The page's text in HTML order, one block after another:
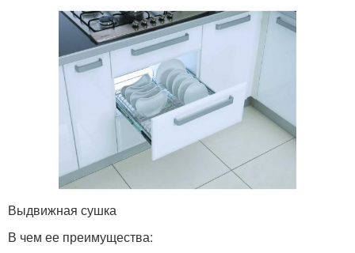
Выдвижная сушка
В чем ее преимущества: